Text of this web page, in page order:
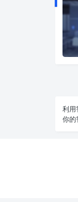
利用
你的